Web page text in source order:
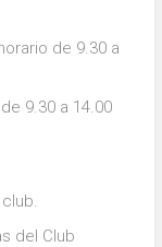
de 9.30 a
9.30 a 14.00
del Club